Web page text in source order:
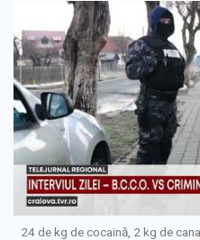
24 de kg de cocaină, 2 kg de